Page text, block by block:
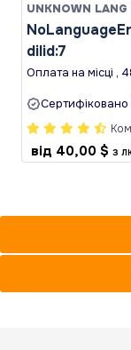
UNKNOWN LANG
dilid:7
Оплата на місці ,
від 40,00 $ з